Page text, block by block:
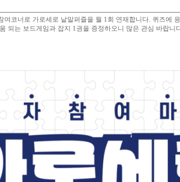
여코너로 가로세로 낱말퍼즐을 월 1회 연재합니다. 퀴즈에
되는 보드게임과 잡지 1권을 증정하오니 많은 관심 바랍니